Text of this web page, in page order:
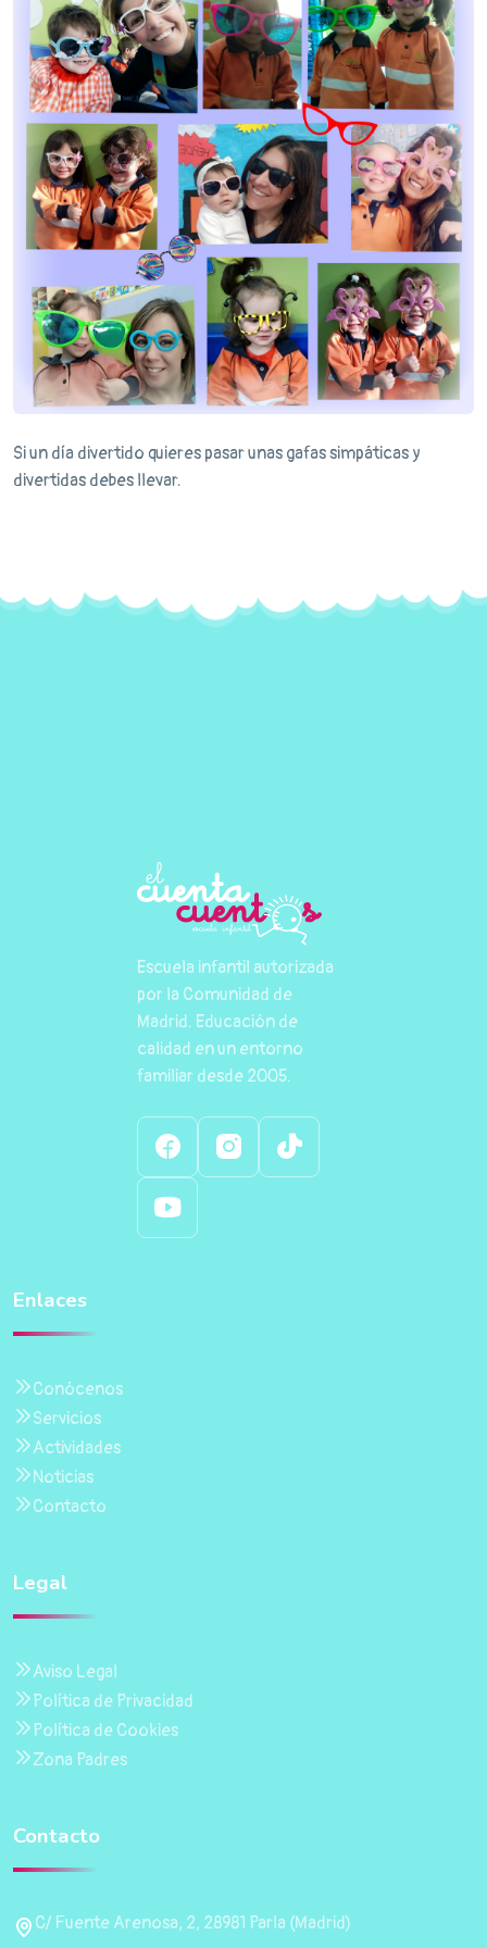
Si un día divertido quieres pasar unas gafas simpáticas y
divertidas debes llevar.
Escuela infantil autorizada
por la Comunidad de
Madrid. Educación de
calidad en un entorno
familiar desde 2005.
Enlaces
Conócenos
Servicios
Actividades
Noticias
Contacto
Legal
Aviso Legal
Política de Privacidad
Política de Cookies
Zona Padres
Contacto
C/ Fuente Arenosa, 2, 28981 Parla (Madrid)